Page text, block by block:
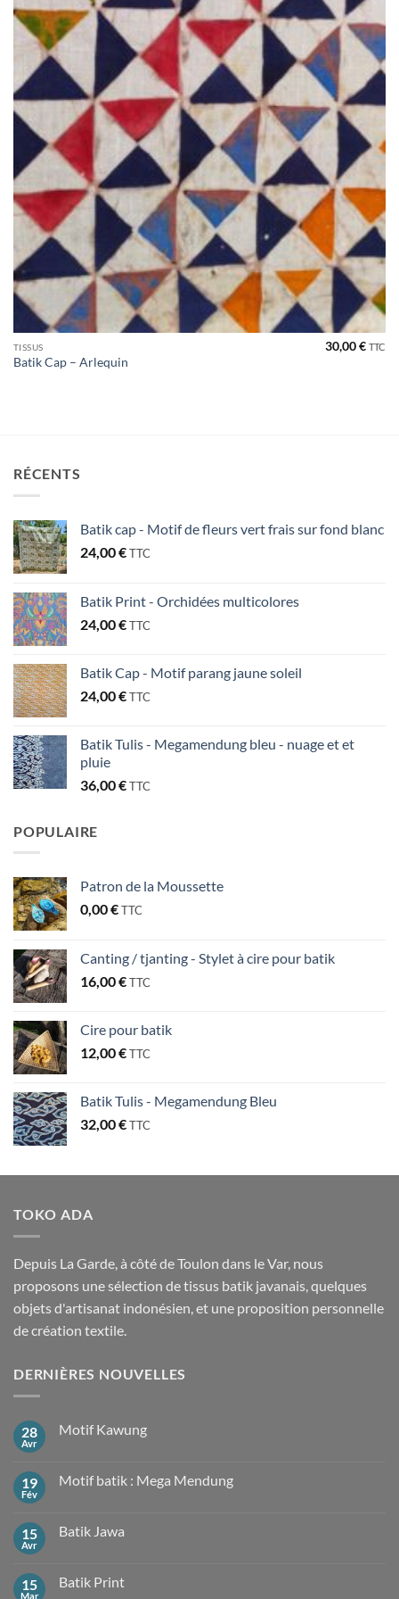
TISSUS
Batik Cap – Arlequin
30,00€ TTC
RÉCENTS
Batik cap - Motif de fleurs vert frais sur fond blanc
24,00€TTC
Batik Print - Orchidées multicolores
24,00€TTC
Batik Cap - Motif parang jaune soleil
24,00€TTC
Batik Tulis - Megamendung bleu - nuage et et
pluie
36,00€TTC
POPULAIRE
Patron de la Moussette
0,00€TTC
Canting / tjanting - Stylet à cire pour batik
16,00€TTC
Cire pour batik
12,00€TTC
Batik Tulis - Megamendung Bleu
32,00€TTC
TOKO ADA
Depuis La Garde, à côté de Toulon dans le Var, nous
proposons une sélection de tissus batik javanais, quelques
objets d'artisanat indonésien, et une proposition personnelle
de création textile.
DERNIÈRES NOUVELLES
28
Avr
Motif Kawung
Motif
19
Fév
Motif batik : Mega Mendung
Motif
Mendung
15
Avr
Batik Jawa
Batik
15
Mar
Batik Print